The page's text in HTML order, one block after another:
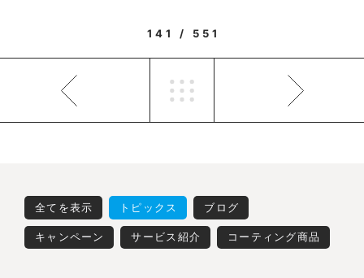
141 / 551
全てを表示 トピックス ブログ
キャンペーン サービス紹介 コーティング商品